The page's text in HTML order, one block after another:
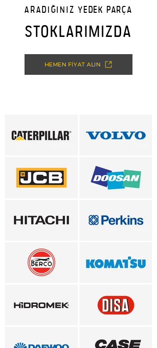
ARADIĞINIZ YEDEK PARÇA
STOKLARIMIZDA
HEMEN FİYAT ALIN